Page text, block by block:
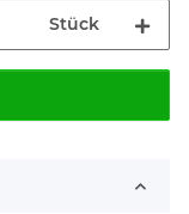
Stück